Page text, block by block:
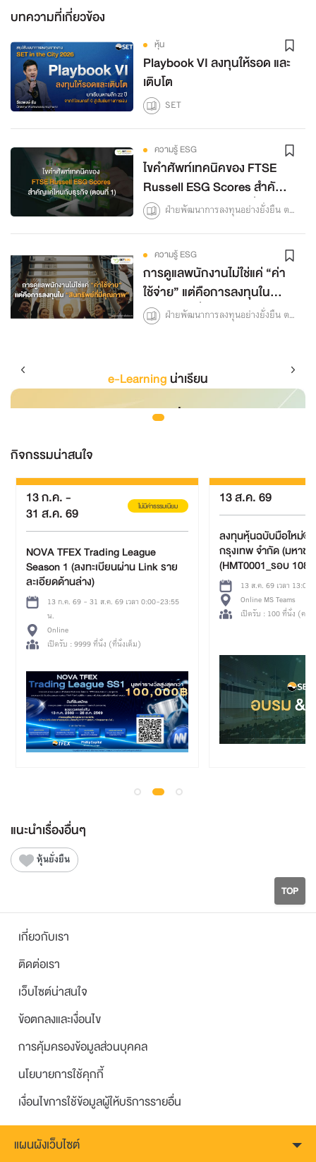
บทความที่เกี่ยวข้อง
หุ้น
Playbook VI ลงทุนให้รอด และ
เติบโต
SET
ความรู้ ESG
ไขคำศัพท์เทคนิคของ FTSE
Russell ESG Scores สำคัญ
แค่ไหนกับธุรกิจ (ตอนที่ 1)
ฝ่ายพัฒนาการลงทุนอย่างยั่งยืน ตลาดหลักทรัพย์แห่งประเทศไทย
ความรู้ ESG
การดูแลพนักงานไม่ใช่แค่ “ค่า
ใช้จ่าย” แต่คือการลงทุนใน
“สินทรัพย์ที่มีคุณภาพ”
ฝ่ายพัฒนาการลงทุนอย่างยั่งยืน ตลาดหลักทรัพย์แห่งประเทศไทย
e-Learning น่าเรียน
กิจกรรมน่าสนใจ
13 ก.ค.-
31 ส.ค. 69 ไม่มีค่าธรรมเนียม
NOVA TFEX Trading League
Season 1 (ลงทะเบียนผ่าน Link ราย
ละเอียดด้านล่าง)
13 ก.ค. 69 - 31 ส.ค. 69 เวลา 0:00-23:55
Online
เปิดรับ : 9999 ที่นั่ง (ที่นั่งเต็ม)
13 ส.ค. 69
ลงทุนหุ้นฉบับมือใหม่@ บริษั
กรุงเทพ จำกัด (มหาชน)
(HMT0001_รอบ 1088)
13 ส.ค. 69 เวลา 13:00-16:00
Online MS Teams
เปิดรับ : 100 ที่นั่ง (คงเหลือ
แนะนำเรื่องอื่นๆ
หุ้นยั่งยืน
TOP
เกี่ยวกับเรา
ติดต่อเรา
เว็บไซต์น่าสนใจ
ข้อตกลงและเงื่อนไข
การคุ้มครองข้อมูลส่วนบุคคล
นโยบายการใช้คุกกี้
เงื่อนไขการใช้ข้อมูลผู้ให้บริการรายอื่น
แผนผังเว็บไซต์